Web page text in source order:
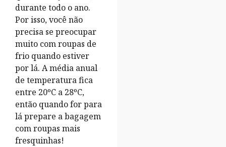
durante todo o ano.
Por isso, você não
precisa se preocupar
muito com roupas de
frio quando estiver
por lá. A média anual
de temperatura fica
entre 20ºC a 28ºC,
então quando for para
lá prepare a bagagem
com roupas mais
fresquinhas!